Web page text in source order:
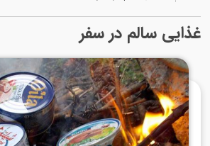
غذایی سالم در سفر